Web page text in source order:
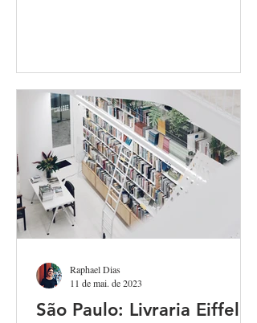
São Paulo: Livraria Eiffel
Raphael Dias
11 de mai. de 2023